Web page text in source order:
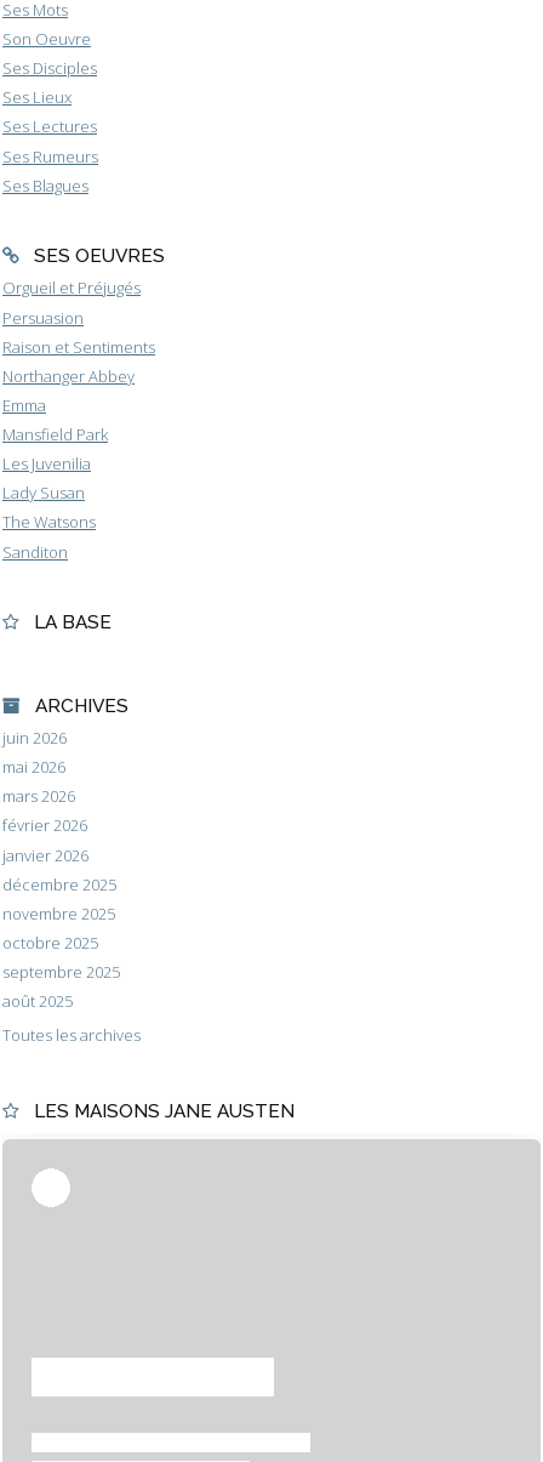
Ses Mots
Son Oeuvre
Ses Disciples
Ses Lieux
Ses Lectures
Ses Rumeurs
Ses Blagues
SES OEUVRES
Orgueil et Préjugés
Persuasion
Raison et Sentiments
Northanger Abbey
Emma
Mansfield Park
Les Juvenilia
Lady Susan
The Watsons
Sanditon
LA BASE
ARCHIVES
juin 2026
mai 2026
mars 2026
février 2026
janvier 2026
décembre 2025
novembre 2025
octobre 2025
septembre 2025
août 2025
Toutes les archives
LES MAISONS JANE AUSTEN